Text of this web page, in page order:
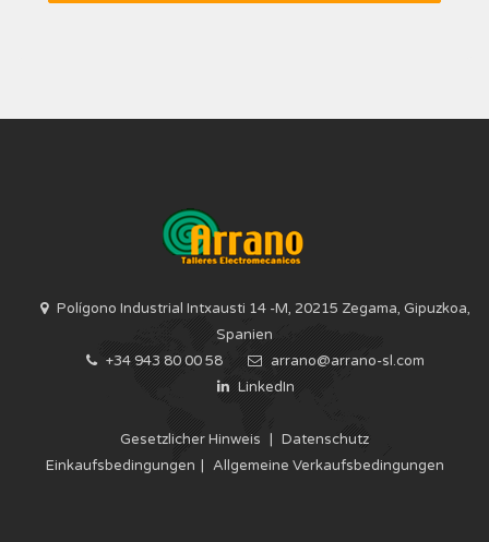
Polígono Industrial Intxausti 14 -M, 20215 Zegama, Gipuzkoa,
Spanien
+34 943 80 00 58
arrano@arrano-sl.com
LinkedIn
Gesetzlicher Hinweis
Datenschutz
Einkaufsbedingungen
Allgemeine Verkaufsbedingungen